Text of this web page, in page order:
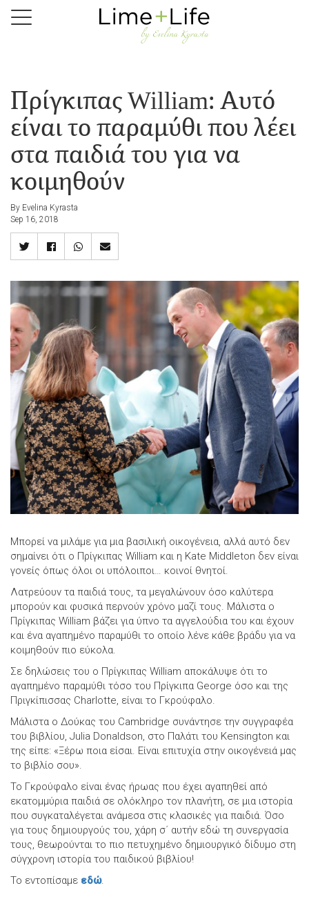
Skip
to
Πρίγκιπας William: Αυτό
είναι το παραμύθι που λέει
στα παιδιά του για να
κοιμηθούν
By Evelina Kyrasta
Sep 16, 2018
Μπορεί να μιλάμε για μια βασιλική οικογένεια, αλλά αυτό δεν
σημαίνει ότι ο Πρίγκιπας William και η Kate Middleton δεν είναι
γονείς όπως όλοι οι υπόλοιποι… κοινοί θνητοί.
Λατρεύουν τα παιδιά τους, τα μεγαλώνουν όσο καλύτερα
μπορούν και φυσικά περνούν χρόνο μαζί τους. Μάλιστα ο
Πρίγκιπας William βάζει για ύπνο τα αγγελούδια του και έχουν
και ένα αγαπημένο παραμύθι το οποίο λένε κάθε βράδυ για να
κοιμηθούν πιο εύκολα.
Σε δηλώσεις του ο Πρίγκιπας William αποκάλυψε ότι το
αγαπημένο παραμύθι τόσο του Πρίγκιπα George όσο και της
Πριγκίπισσας Charlotte, είναι το Γκρούφαλο.
Μάλιστα ο Δούκας του Cambridge συνάντησε την συγγραφέα
του βιβλίου, Julia Donaldson, στο Παλάτι του Kensington και
της είπε: «Ξέρω ποια είσαι. Είναι επιτυχία στην οικογένειά μας
το βιβλίο σου».
Το Γκρούφαλο είναι ένας ήρωας που έχει αγαπηθεί από
εκατομμύρια παιδιά σε ολόκληρο τον πλανήτη, σε μια ιστορία
που συγκαταλέγεται ανάμεσα στις κλασικές για παιδιά. Όσο
για τους δημιουργούς του, χάρη σ΄ αυτήν εδώ τη συνεργασία
τους, θεωρούνται το πιο πετυχημένο δημιουργικό δίδυμο στη
σύγχρονη ιστορία του παιδικού βιβλίου!
Το εντοπίσαμε εδώ.